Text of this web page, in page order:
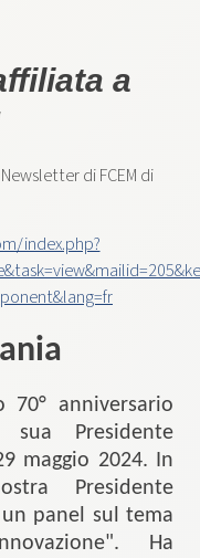
a
di FCEM di
index.php?
anniversario
Presidente
maggio 2024. In
Presidente
panel sul tema
Ha